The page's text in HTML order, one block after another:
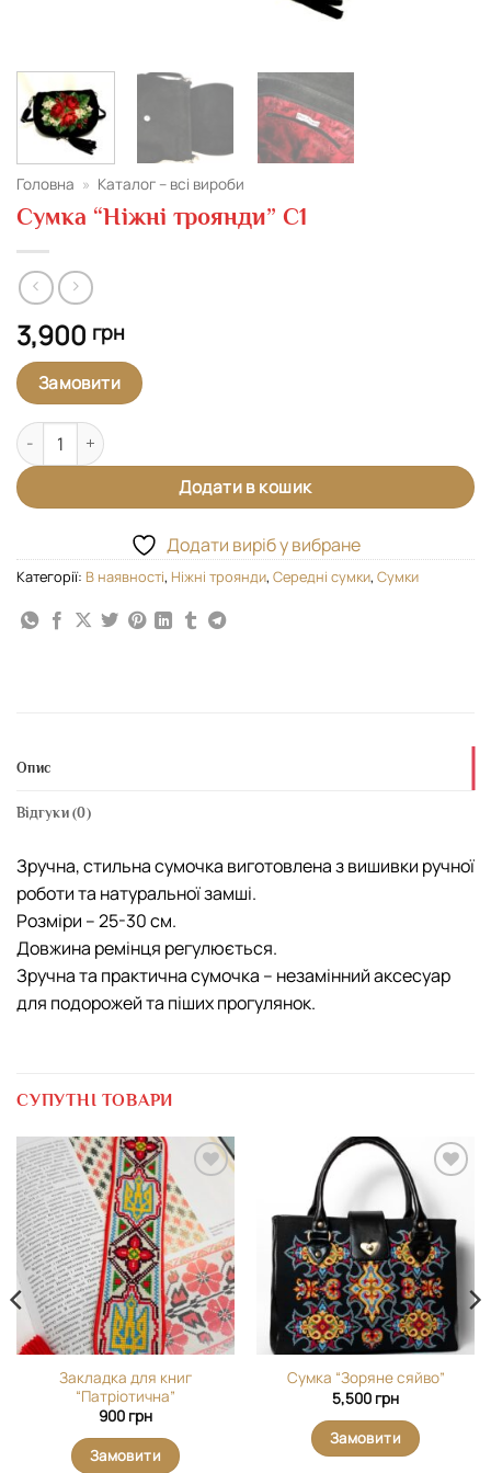
Головна » Каталог – всі вироби
Сумка “Ніжні троянди” С1
3,900 грн
Замовити
Сумка "Ніжні троянди" С1 кількість
Додати в кошик
Додати виріб у вибране
Категорії: В наявності, Ніжні троянди, Середні сумки, Сумки
Опис
Відгуки (0)
Зручна, стильна сумочка виготовлена з вишивки ручної
роботи та натуральної замші.
Розміри – 25-30 см.
Довжина ремінця регулюється.
Зручна та практична сумочка – незамінний аксесуар
для подорожей та піших прогулянок.
СУПУТНІ ТОВАРИ
Додати
виріб у
вибране
Закладка для книг
“Патріотична”
900 грн
Замовити
Додати
виріб у
вибране
Сумка “Зоряне сяйво”
5,500 грн
Замовити